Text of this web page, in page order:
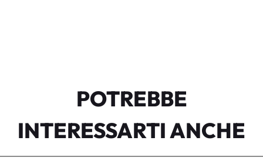
POTREBBE
INTERESSARTI ANCHE